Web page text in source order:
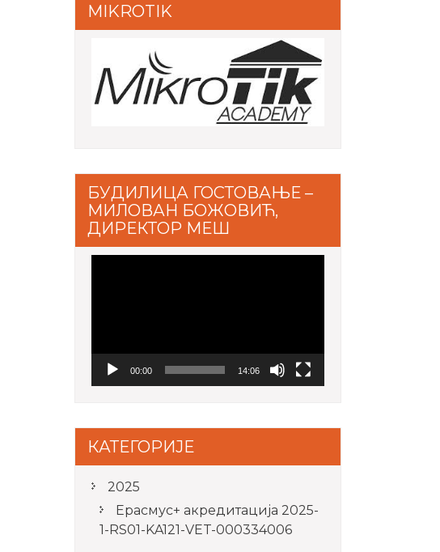
MIKROTIK
БУДИЛИЦА ГОСТОВАЊЕ –
МИЛОВАН БОЖОВИЋ,
ДИРЕКТОР МЕШ
00:00 14:06
КАТЕГОРИЈЕ
2025
Ерасмус+ акредитацијa 2025-
1-RS01-KA121-VET-000334006